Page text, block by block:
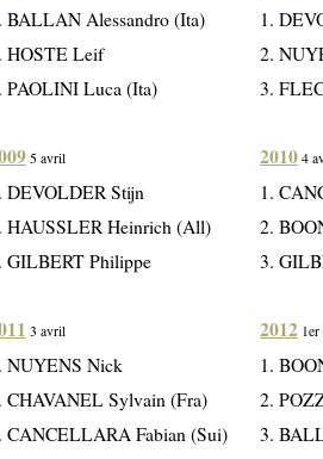
BALLAN Alessandro (Ita)
HOSTE Leif
PAOLINI Luca (Ita)
5 avril
DEVOLDER Stijn
HAUSSLER Heinrich (All)
GILBERT Philippe
3 avril
NUYENS Nick
CHAVANEL Sylvain (Fra)
CANCELLARA Fabian (Sui)
1.
2.
3.
2010 4
1.
2.
3.
2012
1.
2.
3.